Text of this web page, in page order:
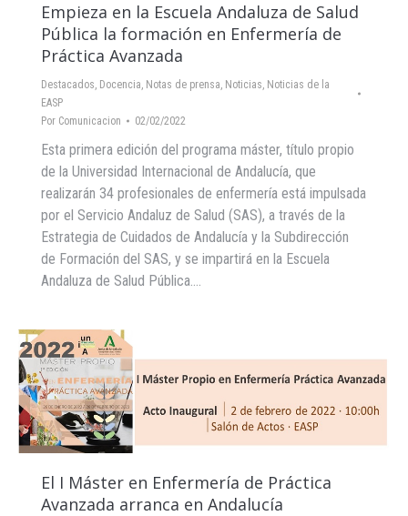
Empieza en la Escuela Andaluza de Salud
Pública la formación en Enfermería de
Práctica Avanzada
Destacados, Docencia, Notas de prensa, Noticias, Noticias de la
EASP
Por Comunicacion 02/02/2022
Esta primera edición del programa máster, título propio
de la Universidad Internacional de Andalucía, que
realizarán 34 profesionales de enfermería está impulsada
por el Servicio Andaluz de Salud (SAS), a través de la
Estrategia de Cuidados de Andalucía y la Subdirección
de Formación del SAS, y se impartirá en la Escuela
Andaluza de Salud Pública.…
El I Máster en Enfermería de Práctica
Avanzada arranca en Andalucía